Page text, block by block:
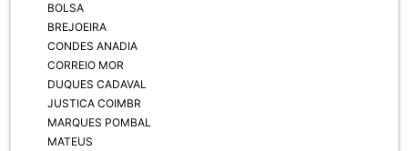
BOLSA
BREJOEIRA
CONDES ANADIA
CORREIO MOR
DUQUES CADAVAL
JUSTICA COIMBR
MARQUES POMBAL
MATEUS